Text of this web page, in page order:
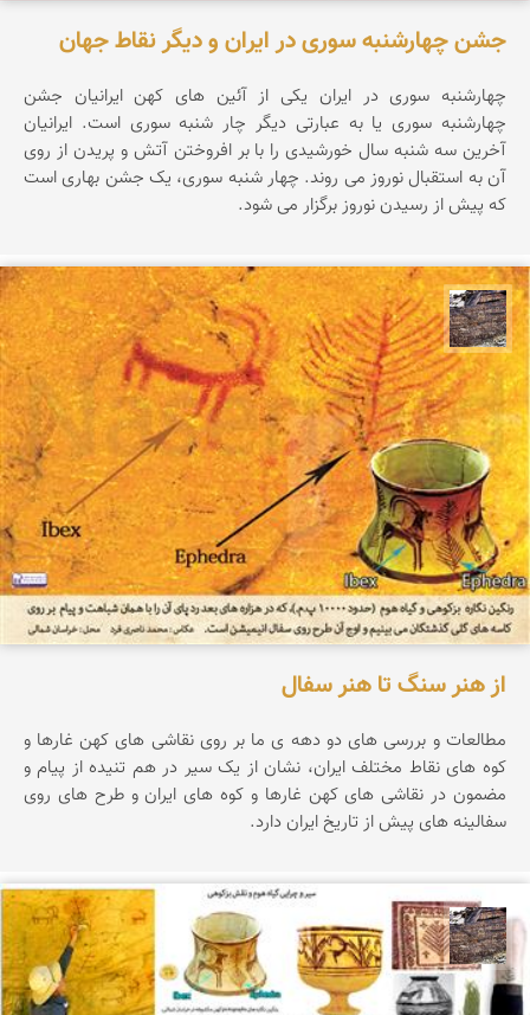
جشن چهارشنبه سوری در ایران و دیگر نقاط جهان
چهارشنبه سوری در ایران یکی از آئین های کهن ایرانیان جشن
چهارشنبه سوری یا به عبارتی دیگر چار شنبه سوری است. ایرانیان
آخرین سه شنبه سال خورشیدی را با بر افروختن آتش و پریدن از روی
آن به استقبال نوروز می روند. چهار شنبه سوری، یک جشن بهاری است
که پیش از رسیدن نوروز برگزار می شود.
محمد ناصری فرد
از هنر سنگ تا هنر سفال
مطالعات و بررسی های دو دهه ی ما بر روی نقاشی های کهن غارها و
کوه های نقاط مختلف ایران، نشان از یک سیر در هم تنیده از پیام و
مضمون در نقاشی های کهن غارها و کوه های ایران و طرح های روی
سفالینه های پیش از تاریخ ایران دارد.
محمد ناصری فرد